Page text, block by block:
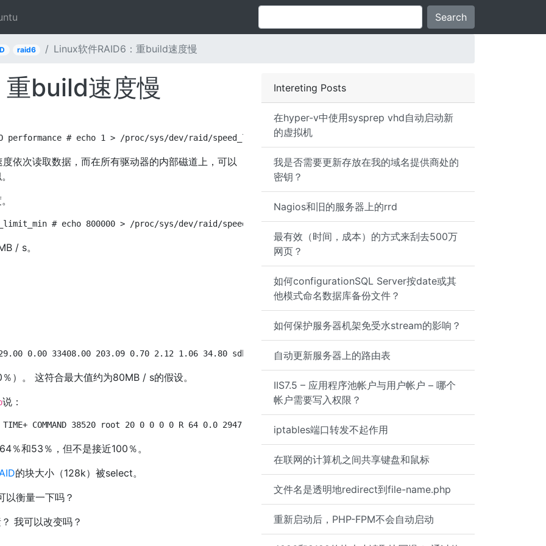
Search
raid6 Linux软件RAID6：重build速度慢
Intereting Posts
在hyper-v中使用sysprep vhd自动启动新
的虚拟机
我是否需要更新存放在我的域名提供商处的
密钥？
Nagios和旧的服务器上的rrd
最有效（时间，成本）的方式来刮去500万
网页？
如何configurationSQL Server按date或其
他模式命名数据库备份文件？
如何保护服务器机架免受水stream的影响？
自动更新服务器上的路由表
IIS7.5 – 应用程序池帐户与用户帐户 – 哪个
帐户需要写入权限？
iptables端口转发不起作用
在联网的计算机之间共享键盘和鼠标
文件名是透明地redirect到file-name.php
重新启动后，PHP-FPM不会自动启动
build速度慢
O performance # echo 1 > /proc/sys/dev/raid/speed_limit_min # echo 1 > /proc/sys/dev/raid/
依次读取数据，而在所有驱动器的内部磁道上，可以
# echo 800000 > /proc/sys/dev/raid/speed_limit_max # cat /proc/mdstat md2 : active raid6
/ s。
0.00 33408.00 203.09 0.70 2.12 1.06 34.80 sdbd 0.00 0.00 0.00 0.00 0.00 0.00 0.00 0.00 0.00 0.00 0.00
）。 这符合最大值约为80MB / s的假设。
说：
TIME+ COMMAND 38520 root 20 0 0 0 0 R 64 0.0 2947:50 md2_raid6 6117 root 20 0 0 0 0 D 53 0.0 473:25.96
％和53％，但不是接近100％。
的块大小（128k）被select。
以衡量一下吗？
我可以改变吗？